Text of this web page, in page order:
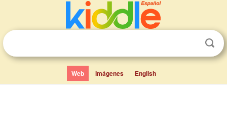
Web Imágenes English